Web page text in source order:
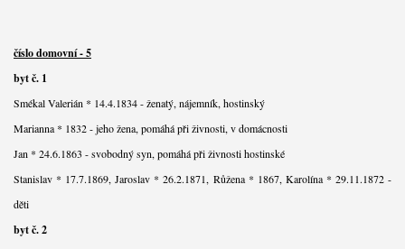
číslo domovní - 5
byt č. 1
Smékal Valerián * 14.4.1834 - ženatý, nájemník, hostinský
Marianna * 1832 - jeho žena, pomáhá při živnosti, v domácnosti
Jan * 24.6.1863 - svobodný syn, pomáhá při živnosti hostinské
Stanislav * 17.7.1869, Jaroslav * 26.2.1871, Růžena * 1867, Karolína * 29.11.1872 -
děti
byt č. 2